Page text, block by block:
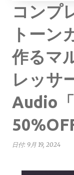
コンプ
トーン
作るマ
レッサ
Audio
日付: 9月 19, 2024